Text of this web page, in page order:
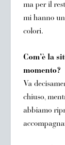
ma per il
mi hanno
colori.
Com’è la
momento?
Va
chiuso,
abbiamo